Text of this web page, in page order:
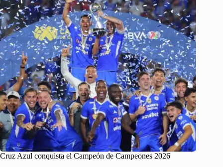
Cruz Azul conquista el Campeón de Campeones 2026